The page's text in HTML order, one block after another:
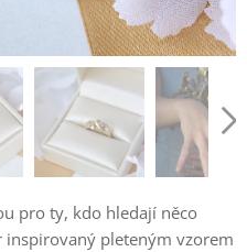
pro ty, kdo hledají něco
inspirovaný pleteným vzorem